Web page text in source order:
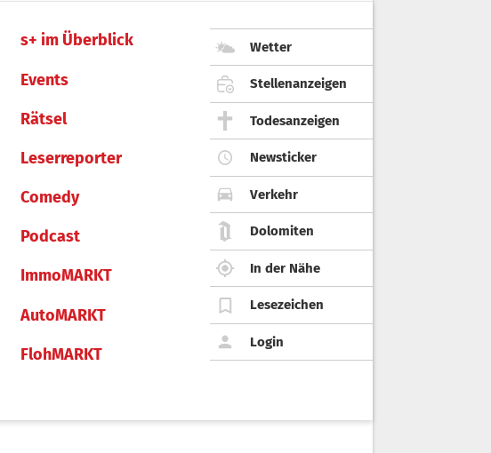
s+ im Überblick
Events
Rätsel
Leserreporter
Comedy
Podcast
ImmoMARKT
AutoMARKT
FlohMARKT
Wetter
Stellenanzeigen
Todesanzeigen
Newsticker
Verkehr
Dolomiten
In der Nähe
Lesezeichen
Login